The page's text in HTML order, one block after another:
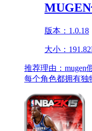
版本：1.0.18
大小：
推荐理由： mugen
每个角色都拥有独